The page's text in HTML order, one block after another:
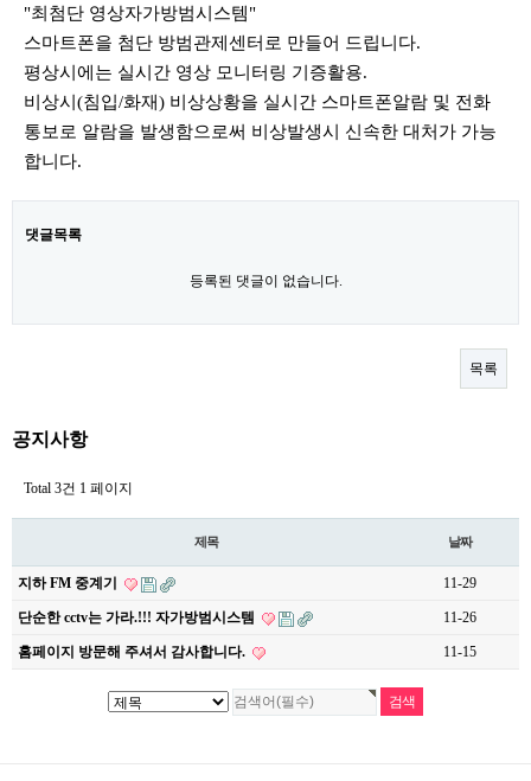
"최첨단 영상자가방범시스템"
스마트폰을 첨단 방범관제센터로 만들어 드립니다.
평상시에는 실시간 영상 모니터링 기증활용.
비상시(침입/화재) 비상상황을 실시간 스마트폰알람 및 전화
통보로 알람을 발생함으로써 비상발생시 신속한 대처가 가능
합니다.
댓글목록
등록된 댓글이 없습니다.
목록
공지사항
Total 3건 1 페이지
제목 날짜
지하 FM 중계기 11-29
단순한 cctv는 가라.!!! 자가방범시스템 11-26
홈페이지 방문해 주셔서 감사합니다. 11-15